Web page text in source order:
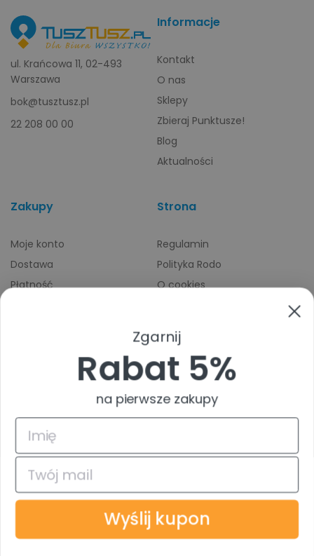
ul. Krańcowa 11, 02-493
Warszawa
bok@tusztusz.pl
22 208 00 00
Informacje
Kontakt
O nas
Sklepy
Zbieraj Punktusze!
Blog
Aktualności
Zakupy
Moje konto
Dostawa
Płatność
Strona
Regulamin
Polityka Rodo
O cookies
4.9
Na podstawie
© 2026 TuszTusz.pl - Warszawa
Bezpieczeństwo danych dzięki
Zgarnij
Rabat 5%
na pierwsze zakupy
Wyślij kupon